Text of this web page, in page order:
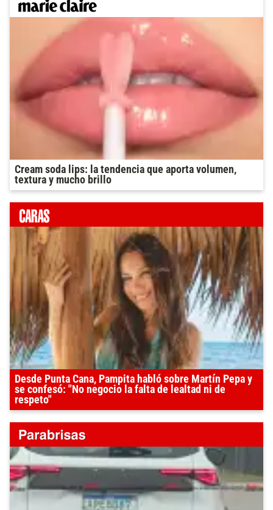
Cream soda lips: la tendencia que aporta volumen,
textura y mucho brillo
Desde Punta Cana, Pampita habló sobre Martín Pepa y
se confesó: "No negocio la falta de lealtad ni de
respeto"